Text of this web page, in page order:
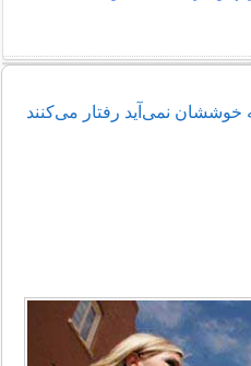
خوششان نمی‌آید رفتار می‌کنند